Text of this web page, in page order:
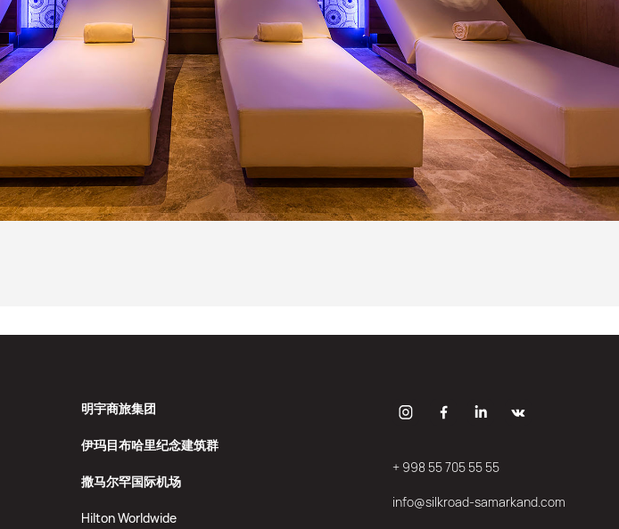
明宇商旅集团
伊玛目布哈里纪念建筑群
撒马尔罕国际机场
Hilton Worldwide
+ 998 55 705 55 55
info@silkroad-samarkand.com